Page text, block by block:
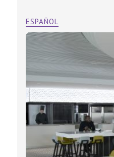
ESPAÑOL